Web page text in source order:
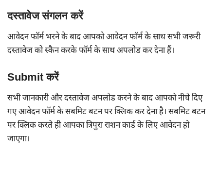
दस्तावेज संगलन करें
आवेदन फॉर्म भरने के बाद आपको आवेदन फॉर्म के साथ सभी जरूरी
दस्तावेज को स्कैन करके फॉर्म के साथ अपलोड कर देना हैं।
Submit करें
सभी जानकारी और दस्तावेज अपलोड करने के बाद आपको नीचे दिए
गए आवेदन फॉर्म के सबमिट बटन पर क्लिक कर देना है। सबमिट बटन
पर क्लिक करते ही आपका त्रिपुरा राशन कार्ड के लिए आवेदन हो
जाएगा।